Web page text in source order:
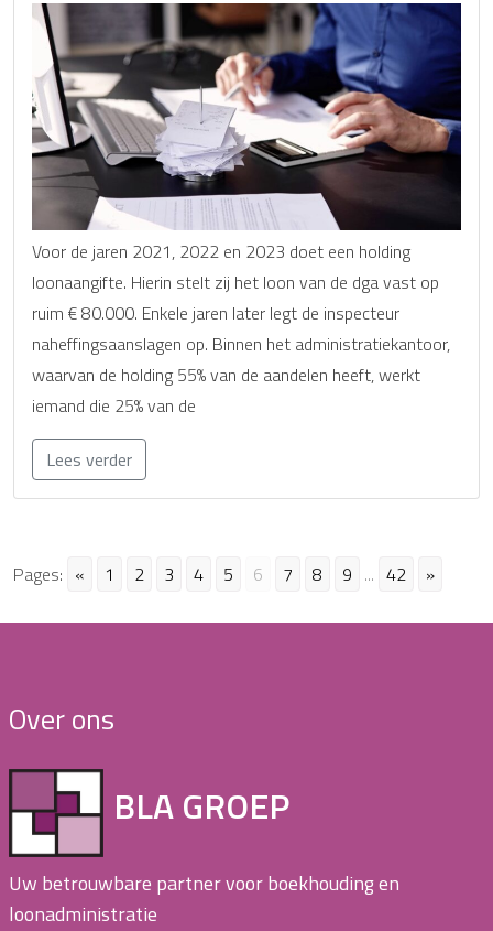
Voor de jaren 2021, 2022 en 2023 doet een holding
loonaangifte. Hierin stelt zij het loon van de dga vast op
ruim € 80.000. Enkele jaren later legt de inspecteur
naheffingsaanslagen op. Binnen het administratiekantoor,
waarvan de holding 55% van de aandelen heeft, werkt
iemand die 25% van de
Lees verder
Pages: « 1 2 3 4 5 6 7 8 9 ... 42 »
Over ons
BLA GROEP
Uw betrouwbare partner voor boekhouding en
loonadministratie